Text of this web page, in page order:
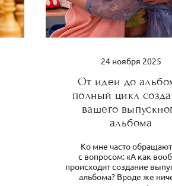
24 ноября 2025
От идеи до
полный цикл
вашего
альбома
Ко мне часто
с вопросом: «А как
происходит создание
альбома? Вроде же